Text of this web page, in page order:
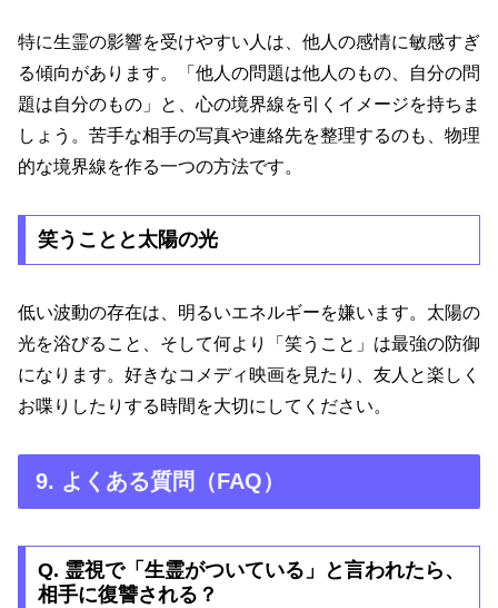
特に生霊の影響を受けやすい人は、他人の感情に敏感すぎ
る傾向があります。「他人の問題は他人のもの、自分の問
題は自分のもの」と、心の境界線を引くイメージを持ちま
しょう。苦手な相手の写真や連絡先を整理するのも、物理
的な境界線を作る一つの方法です。
笑うことと太陽の光
低い波動の存在は、明るいエネルギーを嫌います。太陽の
光を浴びること、そして何より「笑うこと」は最強の防御
になります。好きなコメディ映画を見たり、友人と楽しく
お喋りしたりする時間を大切にしてください。
9. よくある質問（FAQ）
Q. 霊視で「生霊がついている」と言われたら、
相手に復讐される？